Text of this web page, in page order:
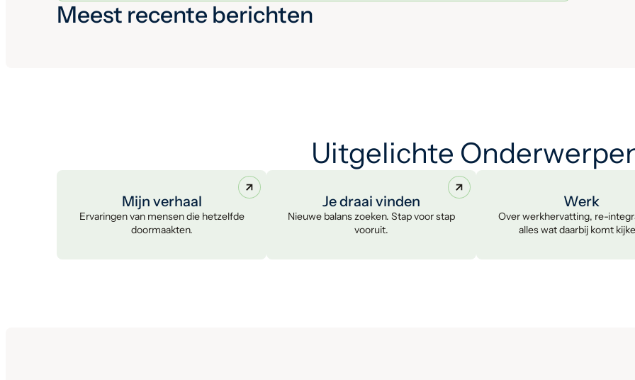
Meest recente berichten
Uitgelichte
Mijn verhaal
Ervaringen van mensen die hetzelfde
doormaakten.
Je draai vinden
Nieuwe balans zoeken. Stap voor stap
vooruit.
Werk
Over werkhervatting, re-
alles wat daarbij komt